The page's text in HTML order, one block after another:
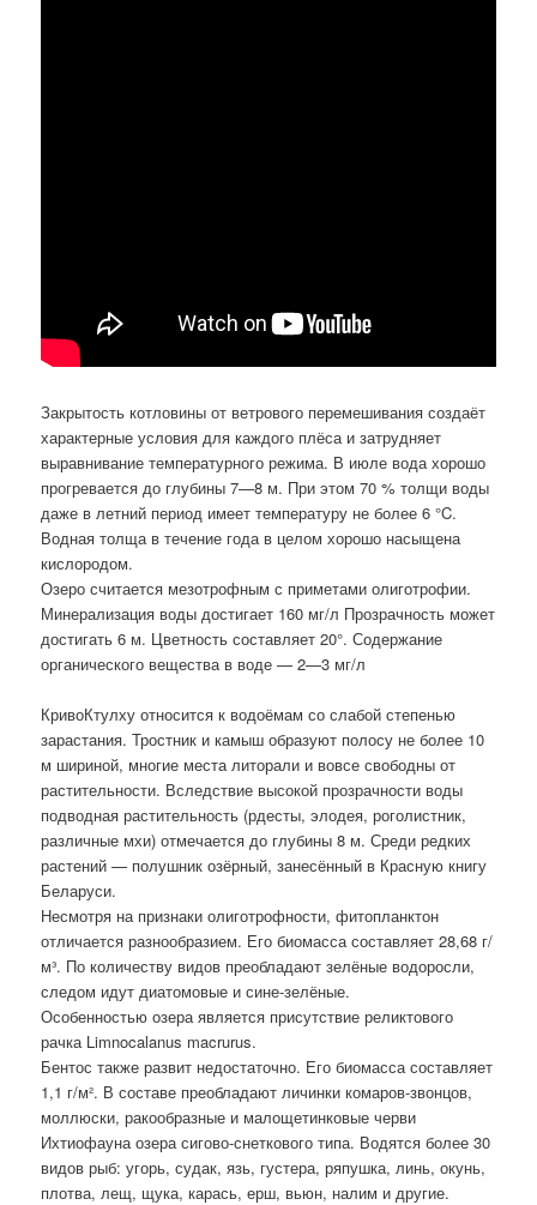
Закрытость котловины от ветрового перемешивания создаёт
характерные условия для каждого плёса и затрудняет
выравнивание температурного режима. В июле вода хорошо
прогревается до глубины 7—8 м. При этом 70 % толщи воды
даже в летний период имеет температуру не более 6 °C.
Водная толща в течение года в целом хорошо насыщена
кислородом.
Озеро считается мезотрофным с приметами олиготрофии.
Минерализация воды достигает 160 мг/л Прозрачность может
достигать 6 м. Цветность составляет 20°. Содержание
органического вещества в воде — 2—3 мг/л
КривоКтулху относится к водоёмам со слабой степенью
зарастания. Тростник и камыш образуют полосу не более 10
м шириной, многие места литорали и вовсе свободны от
растительности. Вследствие высокой прозрачности воды
подводная растительность (рдесты, элодея, роголистник,
различные мхи) отмечается до глубины 8 м. Среди редких
растений — полушник озёрный, занесённый в Красную книгу
Беларуси.
Несмотря на признаки олиготрофности, фитопланктон
отличается разнообразием. Его биомасса составляет 28,68 г/
м³. По количеству видов преобладают зелёные водоросли,
следом идут диатомовые и сине-зелёные.
Особенностью озера является присутствие реликтового
рачка Limnocalanus macrurus.
Бентос также развит недостаточно. Его биомасса составляет
1,1 г/м². В составе преобладают личинки комаров-звонцов,
моллюски, ракообразные и малощетинковые черви
Ихтиофауна озера сигово-снеткового типа. Водятся более 30
видов рыб: угорь, судак, язь, густера, ряпушка, линь, окунь,
плотва, лещ, щука, карась, ерш, вьюн, налим и другие.